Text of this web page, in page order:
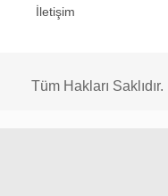
İletişim
Tüm Hakları Saklıdır. |